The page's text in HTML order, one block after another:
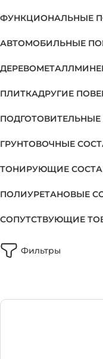
ФУНКЦИОНАЛЬНЫЕ
АВТОМОБИЛЬНЫЕ
ДЕРЕВОМЕТАЛЛ
ПЛИТКАДРУГИЕ
ГРУНТОВОЧНЫЕ
ТОНИРУЮЩИЕ
ПОЛИУРЕТАНОВЫЕ
СОПУТСТВУЮЩИЕ
Фильтры